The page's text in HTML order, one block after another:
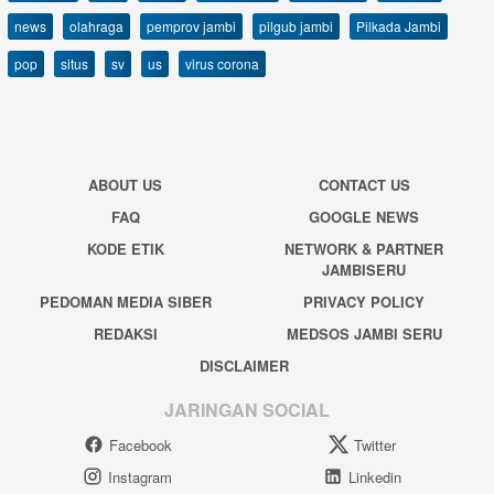
news
olahraga pemprov jambi pilgub jambi
Pilkada Jambi
pop
situs sv us virus corona
ABOUT US
CONTACT US
FAQ
GOOGLE NEWS
KODE ETIK
NETWORK & PARTNER
JAMBISERU
PEDOMAN MEDIA SIBER
PRIVACY POLICY
REDAKSI
MEDSOS JAMBI SERU
DISCLAIMER
JARINGAN SOCIAL
Facebook
Twitter
Instagram
Linkedin